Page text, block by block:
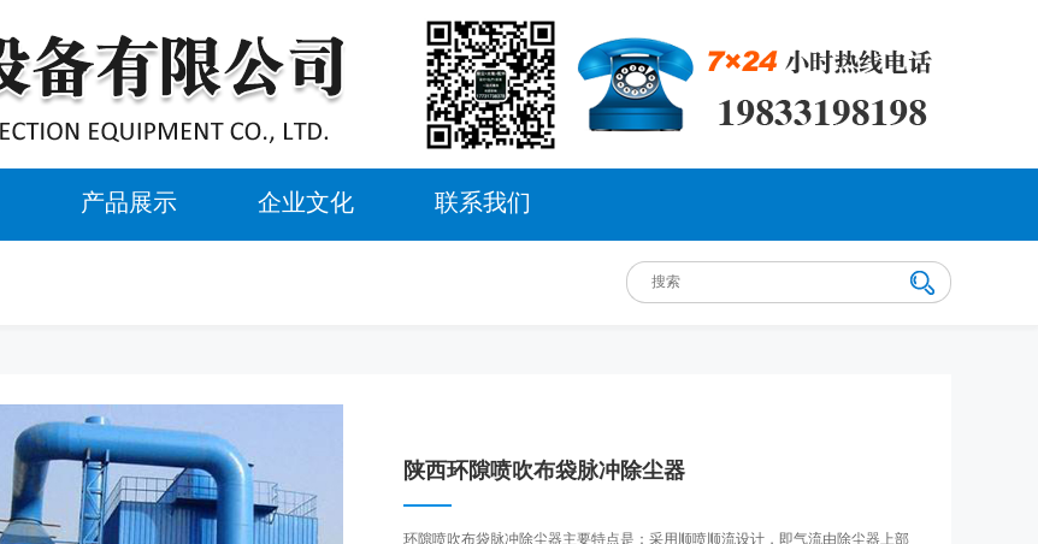
产品展示 企业文化 联系我们
陕西环隙喷吹布袋脉冲除尘器
环隙喷吹布袋脉冲除尘器主要特点是：采用顺喷顺流设计，即气流由除尘器上部